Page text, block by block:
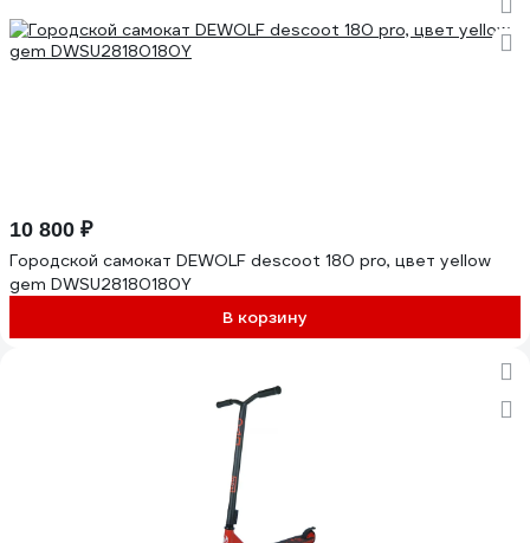
10 800 ₽
Городской самокат DEWOLF descoot 180 pro, цвет yellow
gem DWSU28180180Y
В корзину